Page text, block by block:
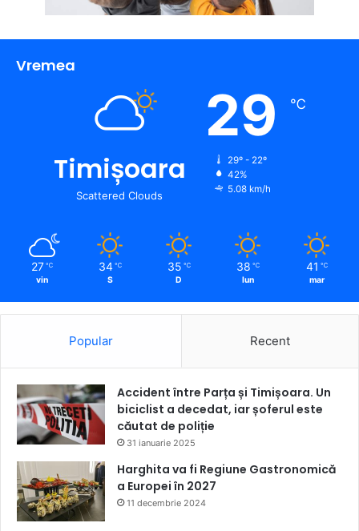
Vremea
Timișoara
Scattered Clouds
29 ℃
29º - 22º
42%
5.08 km/h
27 ℃
vin
34 ℃
S
35 ℃
D
38 ℃
lun
41 ℃
mar
Popular Recent
Accident între Parța și Timișoara. Un
biciclist a decedat, iar șoferul este
căutat de poliție
31 ianuarie 2025
Harghita va fi Regiune Gastronomică
a Europei în 2027
11 decembrie 2024